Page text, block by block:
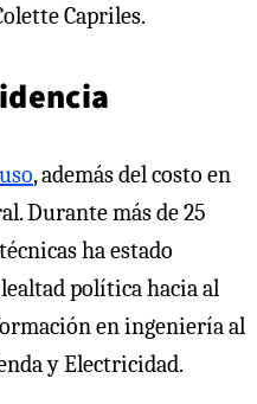
Capriles.
, además del costo en
Durante más de 25
ha estado
política hacia al
en ingeniería al
y Electricidad.